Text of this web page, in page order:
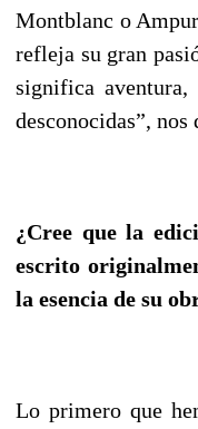
Montblanc o
refleja su gran
significa
desconocidas”, nos
¿Cree que la
escrito
la esencia de su
Lo primero que